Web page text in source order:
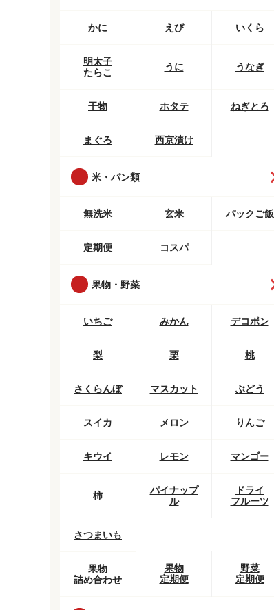
かに えび いくら
明太子
たらこ
うに うなぎ
干物 ホタテ ねぎとろ
まぐろ 西京漬け
米・パン類
無洗米 玄米 パックご飯
定期便 コスパ
果物・野菜
いちご みかん デコポン
梨 栗 桃
さくらんぼ マスカット ぶどう
スイカ メロン りんご
キウイ レモン マンゴー
柿
パイナップ
ル
ドライ
フルーツ
さつまいも
果物
詰め合わせ
果物
定期便
野菜
定期便